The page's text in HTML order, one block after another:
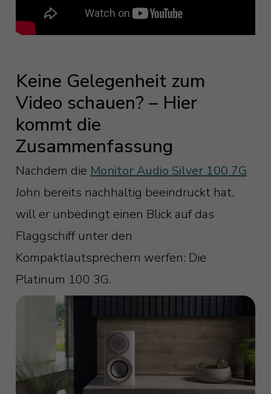
Keine Gelegenheit zum
Video schauen? – Hier
kommt die
Zusammenfassung
Nachdem die Monitor Audio Silver 100 7G
John bereits nachhaltig beeindruckt hat,
will er unbedingt einen Blick auf das
Flaggschiff unter den
Kompaktlautsprechern werfen: Die
Platinum 100 3G.